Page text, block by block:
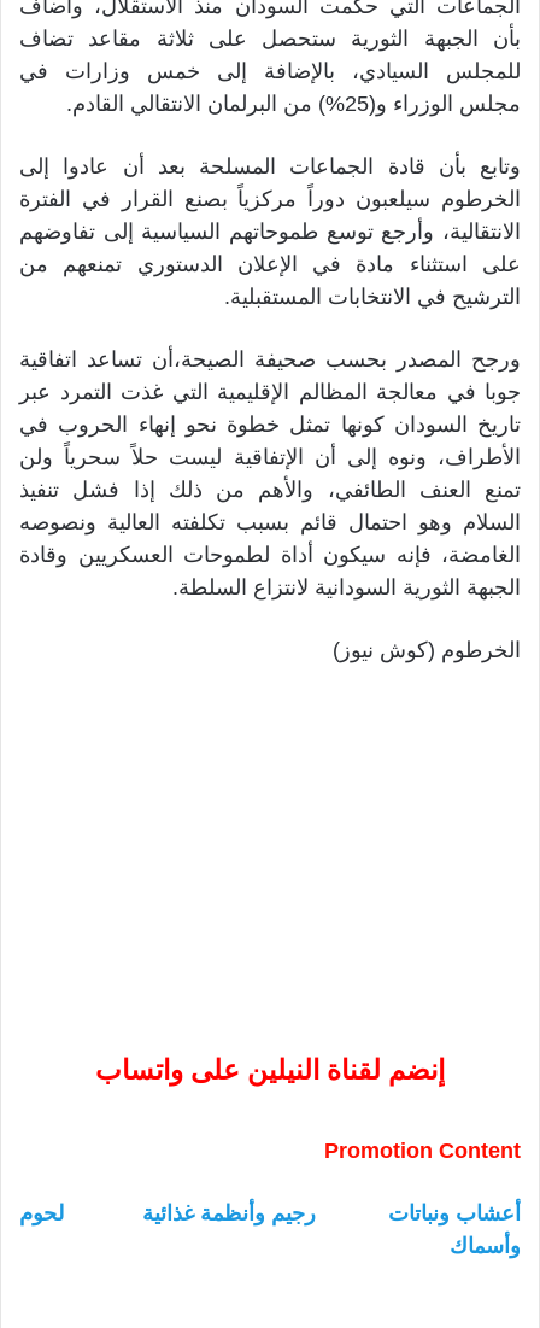
الجماعات التي حكمت السودان منذ الاستقلال، وأضاف
بأن الجبهة الثورية ستحصل على ثلاثة مقاعد تضاف
للمجلس السيادي، بالإضافة إلى خمس وزارات في
مجلس الوزراء و(25%) من البرلمان الانتقالي القادم.
وتابع بأن قادة الجماعات المسلحة بعد أن عادوا إلى
الخرطوم سيلعبون دوراً مركزياً بصنع القرار في الفترة
الانتقالية، وأرجع توسع طموحاتهم السياسية إلى تفاوضهم
على استثناء مادة في الإعلان الدستوري تمنعهم من
الترشيح في الانتخابات المستقبلية.
ورجح المصدر بحسب صحيفة الصيحة،أن تساعد اتفاقية
جوبا في معالجة المظالم الإقليمية التي غذت التمرد عبر
تاريخ السودان كونها تمثل خطوة نحو إنهاء الحروب في
الأطراف، ونوه إلى أن الإتفاقية ليست حلاً سحرياً ولن
تمنع العنف الطائفي، والأهم من ذلك إذا فشل تنفيذ
السلام وهو احتمال قائم بسبب تكلفته العالية ونصوصه
الغامضة، فإنه سيكون أداة لطموحات العسكريين وقادة
الجبهة الثورية السودانية لانتزاع السلطة.
الخرطوم (كوش نيوز)
إنضم لقناة النيلين على واتساب
Promotion Content
أعشاب ونباتات رجيم وأنظمة غذائية
لحوم
وأسماك